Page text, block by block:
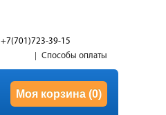
+7(701)723-39-15
Способы оплаты
Моя корзина (0)